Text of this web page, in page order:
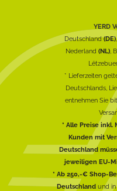
YERD
Deutschland(DE)
Nederland (NL),
* Lieferzeiten
Deutschlands,
entnehmen Sie
* Alle Preise inkl.
Kunden mit
Deutschland
jeweiligen EU-
* Ab 250,-€ Shop-
Deutschlandund in